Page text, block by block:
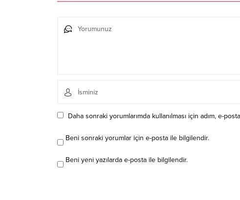
Daha sonraki yorumlarımda kullanılması için adım, e-
Beni sonraki yorumlar için e-posta ile bilgilendir.
Beni yeni yazılarda e-posta ile bilgilendir.